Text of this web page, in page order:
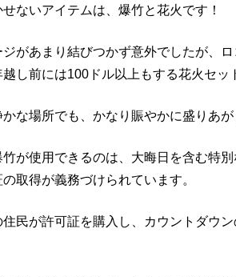
ないアイテムは、爆竹と花火です！
があまり結びつかず意外でしたが、
し前には100ドル以上もする花火セッ
な場所でも、かなり賑やかに盛りあが
が使用できるのは、大晦日を含む特別
取得が義務づけられています。
民が許可証を購入し、カウントダウ